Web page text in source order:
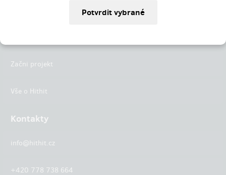
Začni projekt
Vše o Hithit
Kontakty
info@hithit.cz
+420 778 738 664